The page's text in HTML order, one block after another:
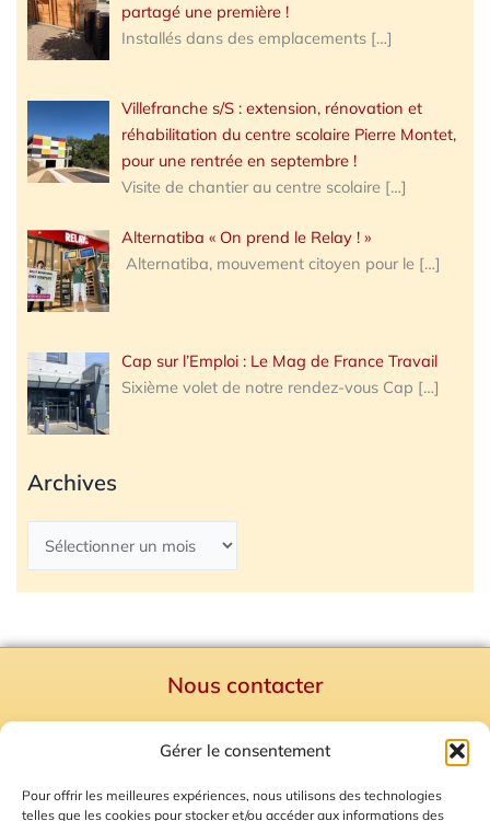
Gérer le consentement
Pour offrir les meilleures expériences, nous utilisons des technologies
telles que les cookies pour stocker et/ou accéder aux informations des
partagé une première !
Installés dans des emplacements […]
Villefranche s/S : extension, rénovation et
réhabilitation du centre scolaire Pierre Montet,
pour une rentrée en septembre !
Visite de chantier au centre scolaire […]
Alternatiba « On prend le Relay ! »
Alternatiba, mouvement citoyen pour le […]
Cap sur l’Emploi : Le Mag de France Travail
Sixième volet de notre rendez-vous Cap […]
Archives
Nous contacter
Mentions Légales
Plan du site